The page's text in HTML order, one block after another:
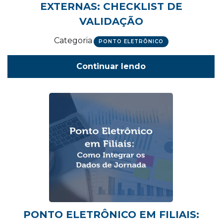
EXTERNAS: CHECKLIST DE
VALIDAÇÃO
Categoria PONTO ELETRÔNICO
Continuar lendo
PONTO ELETRÔNICO EM FILIAIS: